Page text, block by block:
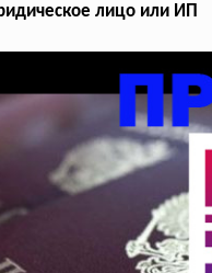
лицо или ИП